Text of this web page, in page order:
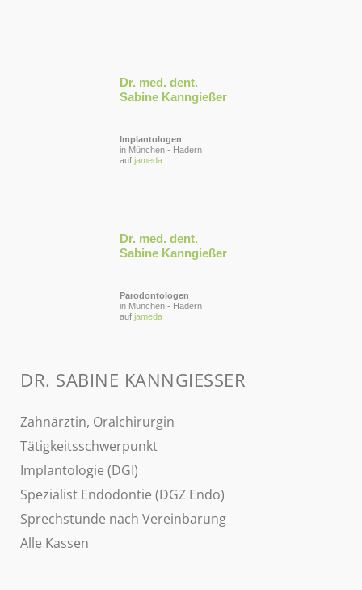
Dr. med. dent.
Sabine Kanngießer
Implantologen
in München - Hadern
auf jameda
Dr. med. dent.
Sabine Kanngießer
Parodontologen
in München - Hadern
auf jameda
DR. SABINE KANNGIESSER
Zahnärztin, Oralchirurgin
Tätigkeitsschwerpunkt
Implantologie (DGI)
Spezialist Endodontie (DGZ Endo)
Sprechstunde nach Vereinbarung
Alle Kassen